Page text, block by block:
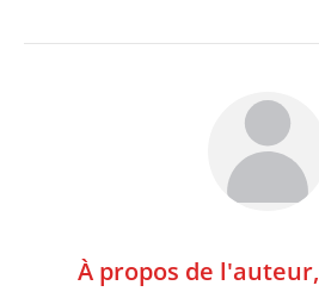
À propos de l'auteur,